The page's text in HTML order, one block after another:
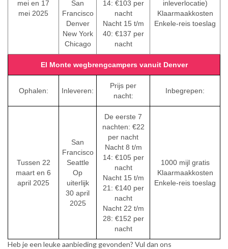
mei en 17
mei 2025
San
Francisco
Denver
New York
Chicago
14: €103 per
nacht
Nacht 15 t/m
40: €137 per
nacht
inleverlocatie)
Klaarmaakkosten
Enkele-reis toeslag
El Monte wegbrengcampers vanuit Denver
Ophalen: Inleveren:
Prijs per
nacht:
Inbegrepen:
Tussen 22
maart en 6
april 2025
San
Francisco
Seattle
Op
uiterlijk
30 april
2025
De eerste 7
nachten: €22
per nacht
Nacht 8 t/m
14: €105 per
nacht
Nacht 15 t/m
21: €140 per
nacht
Nacht 22 t/m
28: €152 per
nacht
1000 mijl gratis
Klaarmaakkosten
Enkele-reis toeslag
Heb je een leuke aanbieding gevonden? Vul dan ons